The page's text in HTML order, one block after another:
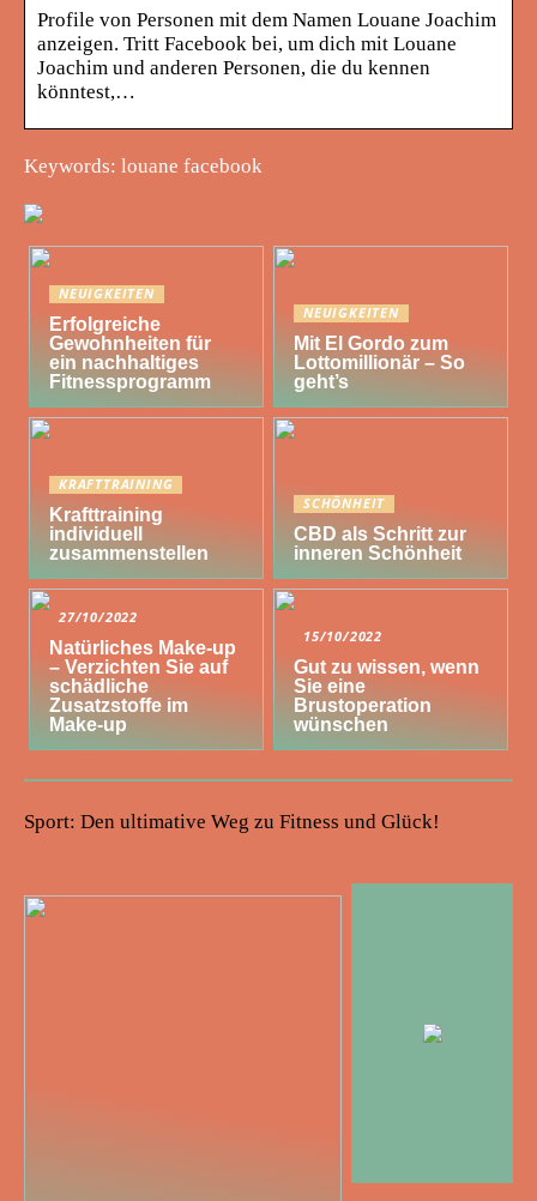
Profile von Personen mit dem Namen Louane Joachim
anzeigen. Tritt Facebook bei, um dich mit Louane
Joachim und anderen Personen, die du kennen
könntest,…
Keywords: louane facebook
NEUIGKEITEN
Erfolgreiche
Gewohnheiten für
ein nachhaltiges
Fitnessprogramm
NEUIGKEITEN
Mit El Gordo zum
Lottomillionär – So
geht’s
KRAFTTRAINING
Krafttraining
individuell
zusammenstellen
SCHÖNHEIT
CBD als Schritt zur
inneren Schönheit
27/10/2022
Natürliches Make-up
– Verzichten Sie auf
schädliche
Zusatzstoffe im
Make-up
15/10/2022
Gut zu wissen, wenn
Sie eine
Brustoperation
wünschen
Sport: Den ultimative Weg zu Fitness und Glück!